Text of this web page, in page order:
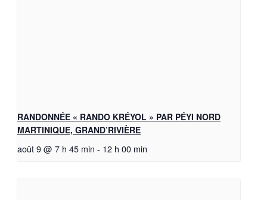
RANDONNÉE « RANDO KRÉYOL » PAR PÉYI NORD
MARTINIQUE, GRAND’RIVIÈRE
août 9 @ 7 h 45 min - 12 h 00 min